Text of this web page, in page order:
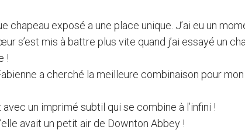
chapeau exposé a une place unique. J’ai eu un
s’est mis à battre plus vite quand j’ai essayé un
!
a cherché la meilleure combinaison pour mon
un imprimé subtil qui se combine à l’infini !
avait un petit air de Downton Abbey !